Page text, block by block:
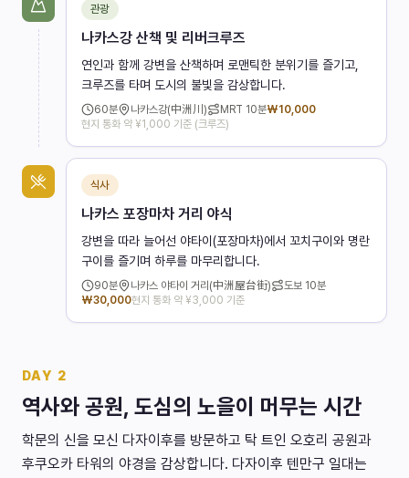
관광
나카스강 산책 및 리버크루즈
연인과 함께 강변을 산책하며 로맨틱한 분위기를 즐기고,
크루즈를 타며 도시의 불빛을 감상합니다.
60분 나카스강(中洲川) MRT 10분₩10,000
현지 통화 약 ¥1,000 기준 (크루즈)
식사
나카스 포장마차 거리 야식
강변을 따라 늘어선 야타이(포장마차)에서 꼬치구이와 명란
구이를 즐기며 하루를 마무리합니다.
90분 나카스 야타이 거리(中洲屋台街) 도보 10분
₩30,000현지 통화 약 ¥3,000 기준
DAY 2
역사와 공원, 도심의 노을이 머무는 시간
학문의 신을 모신 다자이후를 방문하고 탁 트인 오호리 공원과
후쿠오카 타워의 야경을 감상합니다. 다자이후 텐만구 일대는